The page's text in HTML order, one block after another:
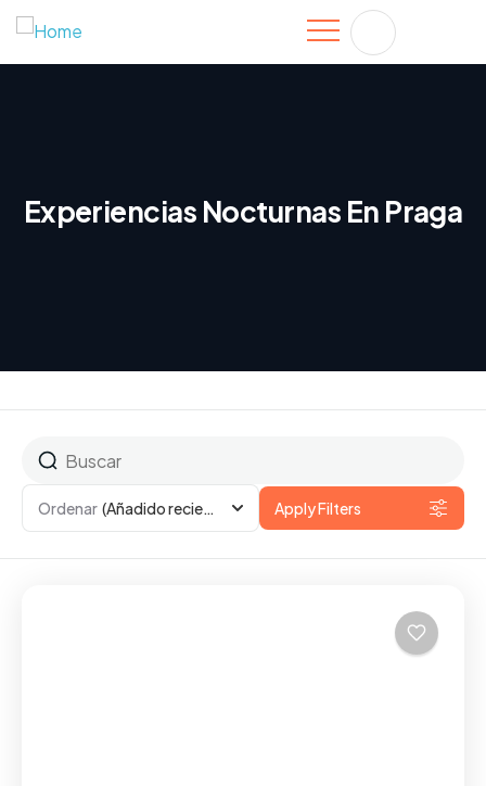
Experiencias Nocturnas En Praga
Ordenar (Añadido recientemente) Apply Filters